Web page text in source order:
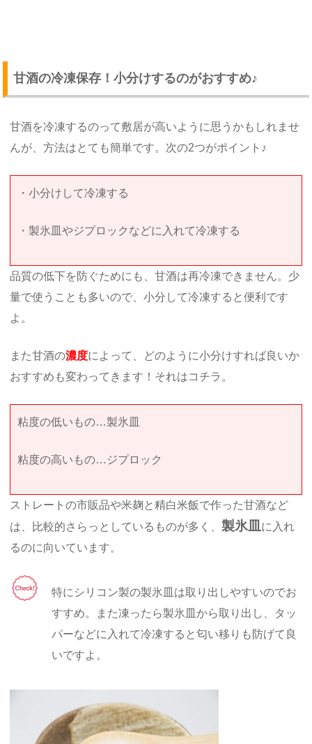
甘酒の冷凍保存！小分けするのがおすすめ♪
甘酒を冷凍するのって敷居が高いように思うかもしれませ
んが、方法はとても簡単です。次の2つがポイント♪
・小分けして冷凍する
・製氷皿やジプロックなどに入れて冷凍する
品質の低下を防ぐためにも、甘酒は再冷凍できません。少
量で使うことも多いので、小分して冷凍すると便利です
よ。
また甘酒の濃度によって、どのように小分けすれば良いか
おすすめも変わってきます！それはコチラ。
粘度の低いもの…製氷皿
粘度の高いもの…ジプロック
ストレートの市販品や米麹と精白米飯で作った甘酒など
は、比較的さらっとしているものが多く、製氷皿に入れ
るのに向いています。
特にシリコン製の製氷皿は取り出しやすいのでお
すすめ。また凍ったら製氷皿から取り出し、タッ
パーなどに入れて冷凍すると匂い移りも防げて良
いですよ。